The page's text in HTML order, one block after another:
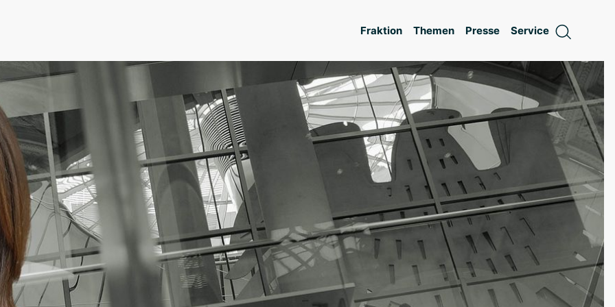
Fraktion Themen Presse Service